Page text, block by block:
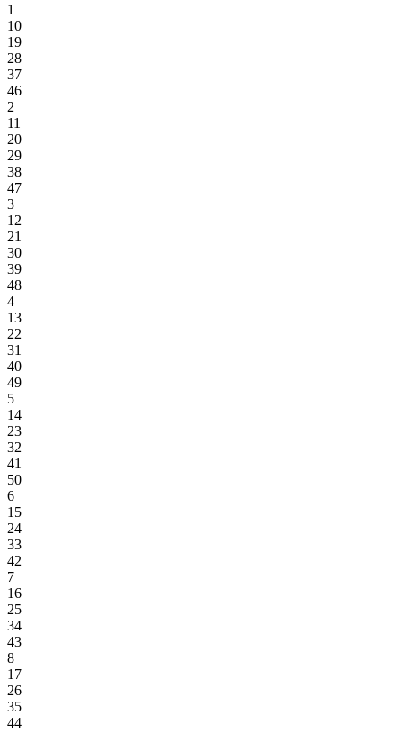
1
10
19
28
37
46
2
11
20
29
38
47
3
12
21
30
39
48
4
13
22
31
40
49
5
14
23
32
41
50
6
15
24
33
42
7
16
25
34
43
8
17
26
35
44